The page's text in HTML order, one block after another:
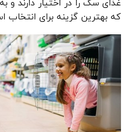
غذای سگ را در اختیار دارند
که بهترین گزینه برای انتخاب